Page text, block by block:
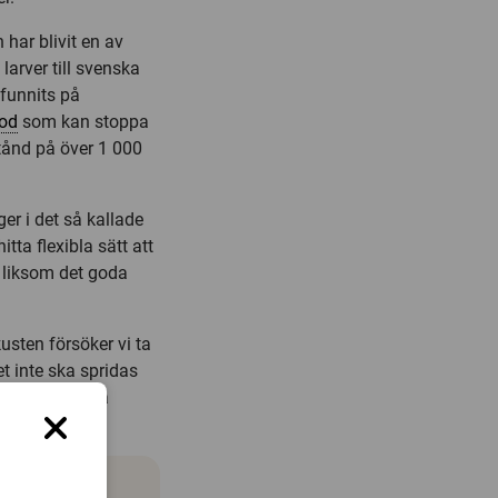
har blivit en av
till svenska
på
som kan stoppa
på över 1 000
i det så kallade
flexibla sätt att
det goda
försöker vi ta
inte ska spridas
att minimera